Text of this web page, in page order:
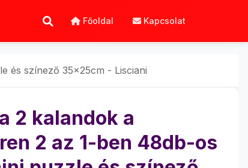
Főoldal Kapcsolat
és színező 35x25cm - Lisciani
2 kalandok a
2 az 1-ben 48db-os